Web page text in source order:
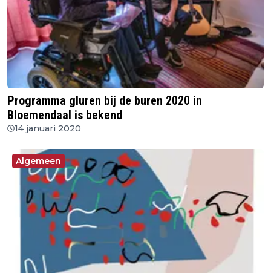
Programma gluren bij de buren 2020 in
Bloemendaal is bekend
14 januari 2020
Algemeen